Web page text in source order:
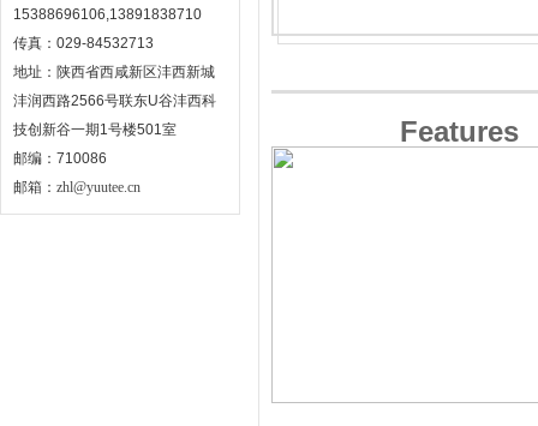
15388696106,13891838710
传真：029-84532713
地址：陕西省西咸新区沣西新城
沣润西路2566号联东U谷沣西科
技创新谷一期1号楼501室
邮编：710086
邮箱： zhl@yuutee.cn
Features